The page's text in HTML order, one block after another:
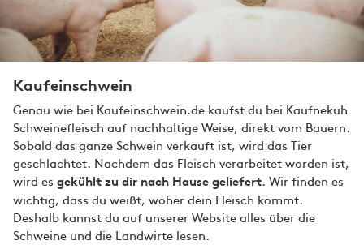
Kaufeinschwein
Genau wie bei Kaufeinschwein.de kaufst du bei Kaufnekuh
Schweinefleisch auf nachhaltige Weise, direkt vom Bauern.
Sobald das ganze Schwein verkauft ist, wird das Tier
geschlachtet. Nachdem das Fleisch verarbeitet worden ist,
wird es gekühlt zu dir nach Hause geliefert. Wir finden es
wichtig, dass du weißt, woher dein Fleisch kommt.
Deshalb kannst du auf unserer Website alles über die
Schweine und die Landwirte lesen.